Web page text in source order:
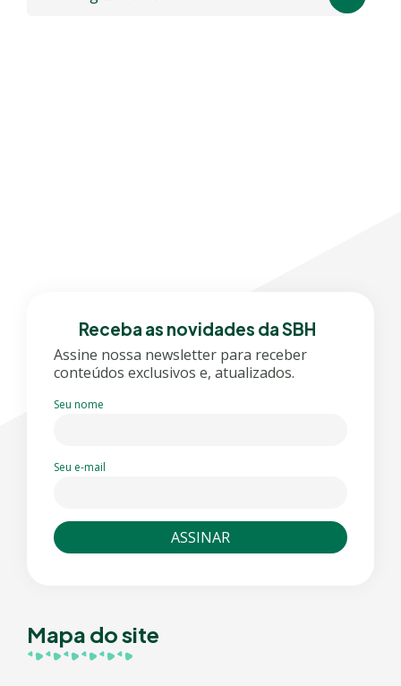
Receba as novidades da SBH
Assine nossa newsletter para receber
conteúdos exclusivos e, atualizados.
Seu nome
Seu e-mail
Mapa do site